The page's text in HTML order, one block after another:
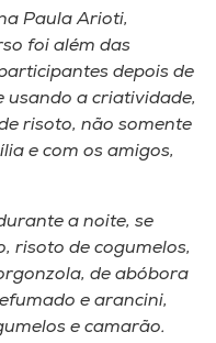
Paula Arioti,
foi além das
depois de
usando a criatividade,
risoto, não somente
e com os amigos,
a noite, se
risoto de cogumelos,
de abóbora
e arancini,
e camarão.